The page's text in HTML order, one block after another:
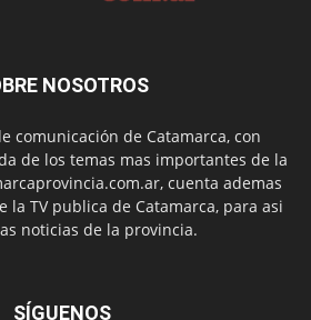
NOSOTROS
comunicación de Catamarca, con
de los temas mas importantes de la
cuenta ademas
la TV publica de Catamarca, para asi
noticias de la provincia.
SÍGUENOS